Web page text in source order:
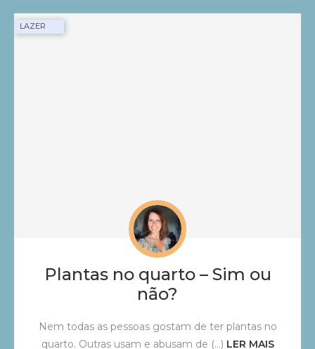
LAZER
Plantas no quarto – Sim ou
não?
Nem todas as pessoas gostam de ter plantas no
quarto. Outras usam e abusam de (...) LER MAIS